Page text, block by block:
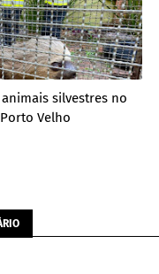
silvestres no
Velho